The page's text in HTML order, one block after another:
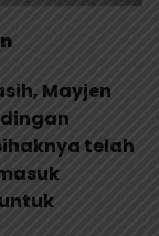
Mayjen
telah